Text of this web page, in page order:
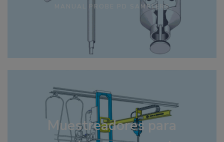
MANUAL PROBE PD SAMPLERS
Muestreadores para